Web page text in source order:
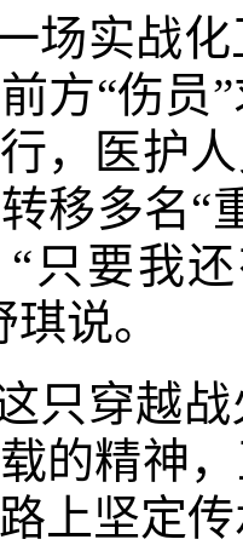
场实战
方“伤员
，医护
移多名“
只要我
说。
只穿越
的精神
上坚定